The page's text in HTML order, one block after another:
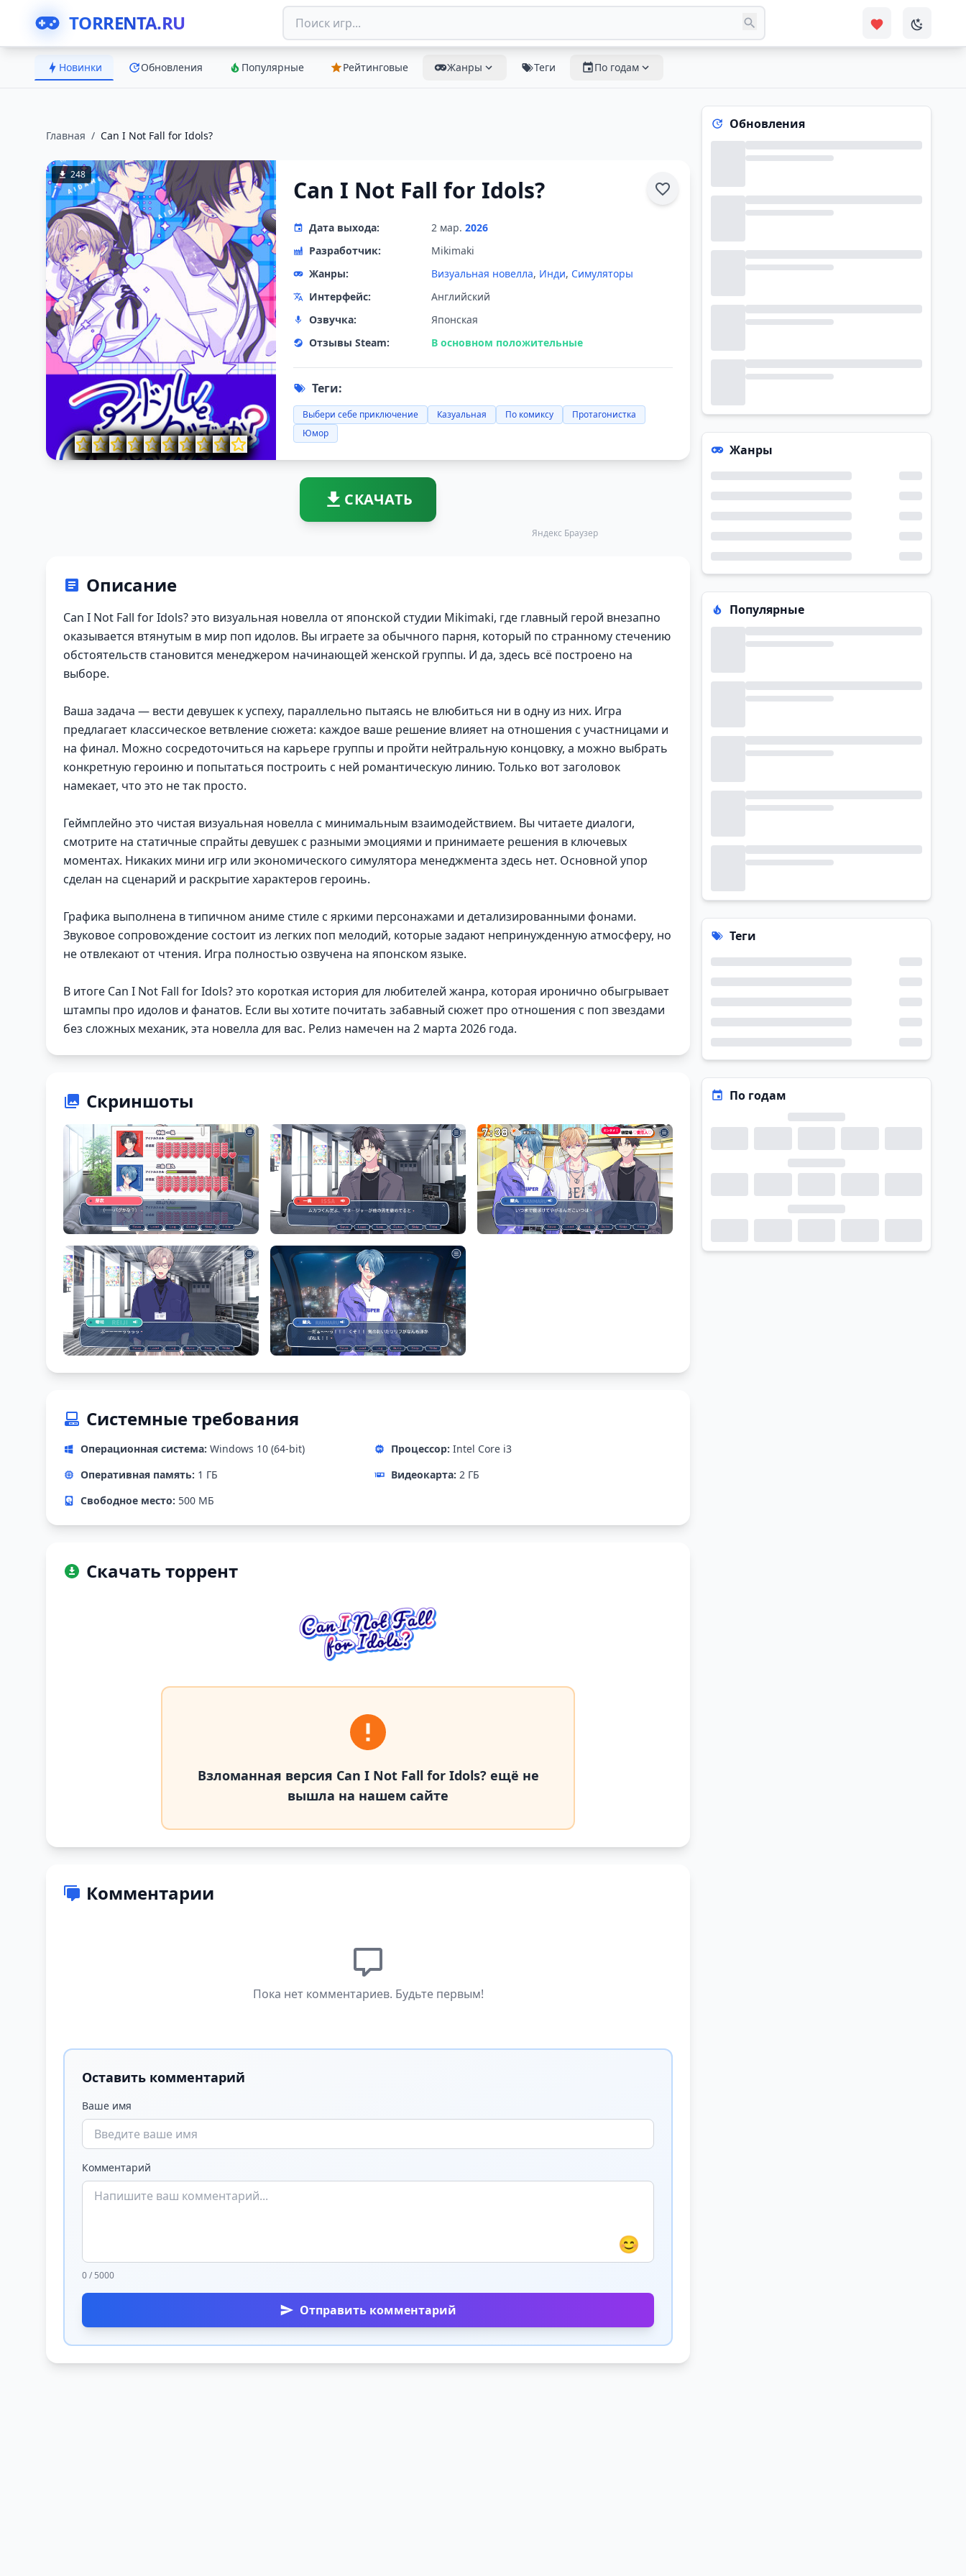
TORRENTA.RU
Новинки Обновления Популярные Рейтинговые Жанры Теги По годам
Главная / Can I Not Fall for Idols?
248
Can I Not Fall for Idols?
Дата выхода: 2 мар. 2026
Разработчик:
Mikimaki
Жанры:
Визуальная новелла, Инди, Симуляторы
Интерфейс:
Английский
Озвучка:
Японская
Отзывы Steam:
В основном положительные
Теги:
Выбери себе приключение Казуальная По комиксу
Протагонистка
Юмор
СКАЧАТЬ
Яндекс Браузер
Описание
Can I Not Fall for Idols? это визуальная новелла от японской студии Mikimaki, где главный герой внезапно
оказывается втянутым в мир поп идолов. Вы играете за обычного парня, который по странному стечению
обстоятельств становится менеджером начинающей женской группы. И да, здесь всё построено на
выборе.
Ваша задача — вести девушек к успеху, параллельно пытаясь не влюбиться ни в одну из них. Игра
предлагает классическое ветвление сюжета: каждое ваше решение влияет на отношения с участницами и
на финал. Можно сосредоточиться на карьере группы и пройти нейтральную концовку, а можно выбрать
конкретную героиню и попытаться построить с ней романтическую линию. Только вот заголовок
намекает, что это не так просто.
Геймплейно это чистая визуальная новелла с минимальным взаимодействием. Вы читаете диалоги,
смотрите на статичные спрайты девушек с разными эмоциями и принимаете решения в ключевых
моментах. Никаких мини игр или экономического симулятора менеджмента здесь нет. Основной упор
сделан на сценарий и раскрытие характеров героинь.
Графика выполнена в типичном аниме стиле с яркими персонажами и детализированными фонами.
Звуковое сопровождение состоит из легких поп мелодий, которые задают непринужденную атмосферу, но
не отвлекают от чтения. Игра полностью озвучена на японском языке.
В итоге Can I Not Fall for Idols? это короткая история для любителей жанра, которая иронично обыгрывает
штампы про идолов и фанатов. Если вы хотите почитать забавный сюжет про отношения с поп звездами
без сложных механик, эта новелла для вас. Релиз намечен на 2 марта 2026 года.
Скриншоты
Системные требования
Операционная система: Windows 10 (64-bit) Процессор: Intel Core i3
Оперативная память: 1 ГБ Видеокарта: 2 ГБ
Свободное место: 500 МБ
Скачать торрент
Взломанная версия Can I Not Fall for Idols? ещё не
вышла на нашем сайте
Комментарии
Пока нет комментариев. Будьте первым!
Оставить комментарий
Ваше имя
Комментарий
😊
0 / 5000
Отправить комментарий
Обновления
Жанры
Популярные
Теги
По годам